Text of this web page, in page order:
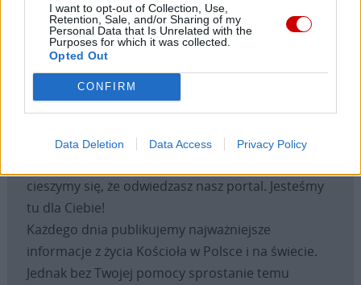
I want to opt-out of Collection, Use,
Retention, Sale, and/or Sharing of my
Personal Data that Is Unrelated with the
Purposes for which it was collected.
Opted Out
CONFIRM
Data Deletion Data Access Privacy Policy
cieszymy się, że odwiedzasz nasz portal. Jesteśmy
tu dla Ciebie!
Każdego dnia publikujemy najważniejsze
informacje z życia Kościoła w Polsce i na świecie.
Jednak bez Twojej pomocy sprostanie temu